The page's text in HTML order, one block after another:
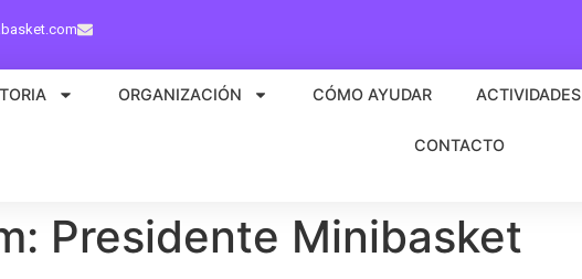
ORGANIZACIÓN CÓMO AYUDAR ACTIVIDADES
CONTACTO
Presidente Minibasket